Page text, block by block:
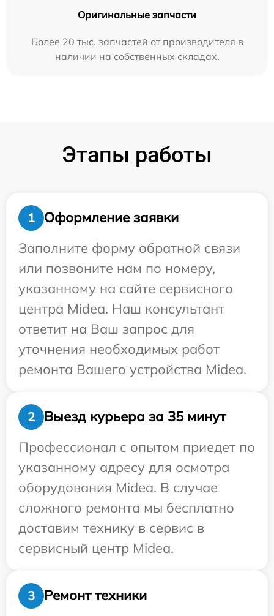
Оригинальные запчасти
Более 20 тыс. запчастей от производителя в
наличии на собственных складах.
Этапы работы
1
Оформление заявки
Заполните форму обратной связи
или позвоните нам по номеру,
указанному на сайте сервисного
центра Midea. Наш консультант
ответит на Ваш запрос для
уточнения необходимых работ
ремонта Вашего устройства Midea.
2
Выезд курьера за 35 минут
Профессионал с опытом приедет по
указанному адресу для осмотра
оборудования Midea. В случае
сложного ремонта мы бесплатно
доставим технику в сервис в
сервисный центр Midea.
3 Ремонт техники